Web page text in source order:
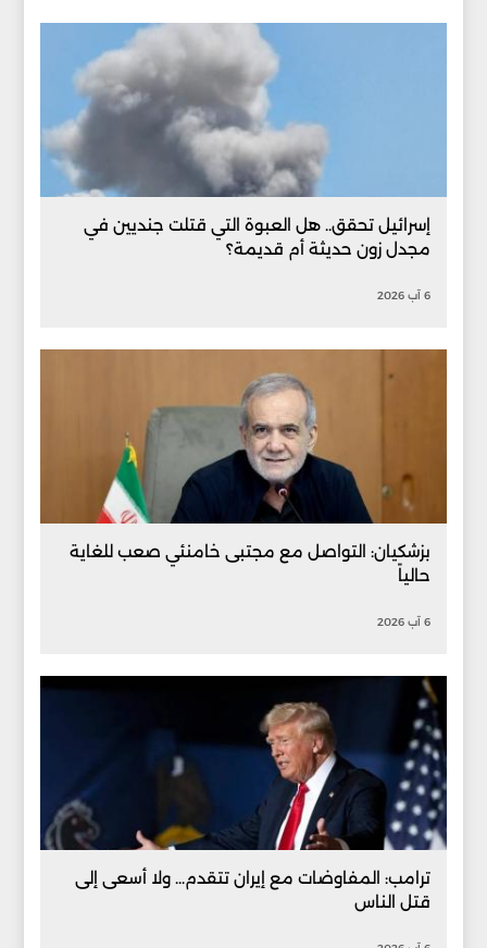
إسرائيل تحقق.. هل العبوة التي قتلت جنديين في
مجدل زون حديثة أم قديمة؟
6 آب 2026
بزشكيان: التواصل مع مجتبى خامنئي صعب للغاية
حالياً
6 آب 2026
ترامب: المفاوضات مع إيران تتقدم... ولا أسعى إلى
قتل الناس